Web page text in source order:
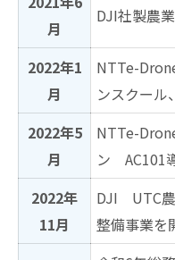
月
DJI社製農
2022年1
月
NTTe-
ンスクール
2022年5
月
NTTe-
ン AC101
2022年
11月
DJI UTC農
整備事業を